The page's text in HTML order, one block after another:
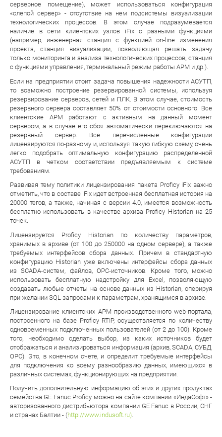
серверное помещение), может использоваться конфигурация
«слепой сервер» - отсутствие на нем подсистемы визуализации
технологических процессов. В этом случае подразумевается
наличие в сети клиентских узлов iFix с разными функциями
(например, инженерная станция с функцией on-line изменения
проекта, станция визуализации, позволяющая решать задачу
только мониторинга и анализа технологических процессов, станция
с функциями управления, терминальный режим работы АРМ и др.).
Если на предприятии стоит задача повышения надежности АСУТП,
то возможно построение резервированной системы, используя
резервирование серверов, сетей и ПЛК. В этом случае, стоимость
резервного сервера составляет 50% от стоимости основного. Все
клиентские АРМ работают с активным на данный момент
сервером, а в случае его сбоя автоматически переключаются на
резервный сервер. Все перечисленные конфигурации
лицензируются по-разному и, используя такую гибкую схему, очень
легко подобрать оптимальную конфигурацию распределенной
АСУТП в четком соответствии предъявляемым к системе
требованиям.
Развивая тему политики лицензирования пакета Proficy iFix важно
отметить, что в составе iFix идет встроенная бесплатная история на
20000 тегов, а также, начиная с версии 4.0, имеется возможность
бесплатно использовать в качестве архива Proficy Historian на 25
точек.
Лицензируется Proficy Historian по количеству параметров,
хранимых в архиве (от 100 до 250000 на одном сервере), а также
требуемых интерфейсов сбора данных. Причем в стандартную
конфигурацию Historian уже включены интерфейсы сбора данных
из SCADA-систем, файлов, ОРС-источников. Кроме того, можно
использовать бесплатную надстройку для Excel, позволяющую
создавать любые отчеты на основе данных из Historian, оперируя
при желании SQL запросами к параметрам, хранящимся в архиве.
Лицензирование клиентских АРМ производственного web-портала,
построенного на базе Proficy RTIP, осуществляется по количеству
одновременных подключенных пользователей (от 2 до 100). Кроме
того, необходимо сделать выбор, из каких источников будет
отображаться и анализироваться информация (архив, SCADA, СУБД,
ОРС). Это, в конечном счете, и определит требуемые интерфейсы
для подключения ко всему разнообразию данных, имеющихся в
различных системах, функционирующих на предприятии.
Получить дополнительную информацию об этих и других продуктах
семейства GE Fanuc Proficy можно на сайте компании «ИндаСофт» -
авторизованного дистрибьютора компании GE Fanuc в России, СНГ
и странах Балтии - (http://www.indusoft.ru).